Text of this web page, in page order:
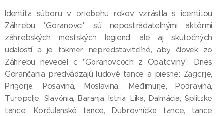
Identita súboru v priebehu rokov vzrástla s identitou
Záhrebu "Goranovci" sú nepostrádateľnými aktérmi
záhrebských mestských legiend, ale aj skutočných
udalostí a je takmer nepredstaviteľné, aby človek zo
Záhrebu nevedel o "Goranovcoch z Opatoviny". Dnes
Gorančania predvádzajú ľudové tance a piesne: Zagorje,
Prigorje, Posavina, Moslavina, Međimurje, Podravina,
Turopolje, Slavónia, Baranja, Istria, Lika, Dalmácia, Splitske
tance, Korčulanské tance, Dubrovnícke tance, tance